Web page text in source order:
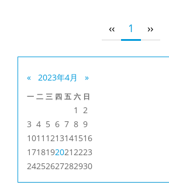
‹‹ 1 ››
« 2023年4月 »
一 二 三 四 五 六 日
1
2
3 4 5 6 7 8 9
1011 1213141516
1718192021 2223
24252627282930